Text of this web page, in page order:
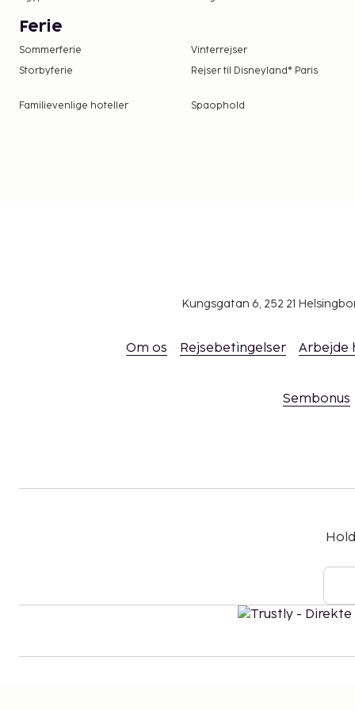
inkluderer muligvis ikke skat og kan ændres uden
Reservationer er påkrævet for
foretages ved at kontakte denne villa inden
Ferie
Sommerferie Vinterrejser
Storbyferie
Rejser til Disneyland® Paris
Familievenlige hoteller Spaophold
Kungsgatan 6, 252 21
Om os Rejsebetingelser Arbejde
Sembonus